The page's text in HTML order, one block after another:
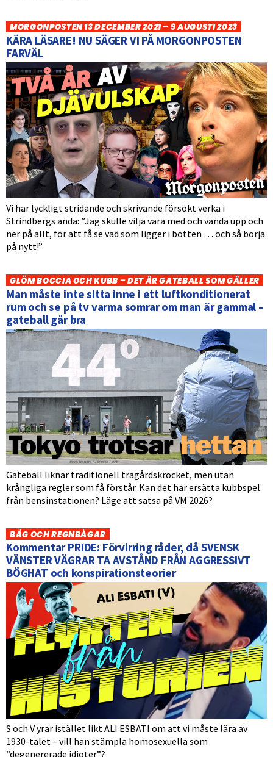
MORGONPOSTEN 13 DECEMBER 2021 – 9 AUGUSTI 2023
KÄRA LÄSARE! NU SÄGER VI PÅ MORGONPOSTEN
FARVÄL
Vi har lyckligt stridande och skrivande försökt verka i
Strindbergs anda: ”Jag skulle vilja vara med och vända upp och
ner på allt, för att få se vad som ligger i botten … och så börja
på nytt!”
GLÖM BOCCIA OCH KUBB – DET ÄR GATEBALL SOM GÄLLER
Man måste inte sitta inne i ett luftkonditionerat
rum och se på tv varma somrar om man är gammal –
gateball går bra
Gateball liknar traditionell trägårdskrocket, men utan
krångliga regler som få förstår. Kan det här ersätta kubbspel
från bensinstationen? Läge att satsa på VM 2026?
BÅG OCH REGNBÅGAR
Kommentar PRIDE: Förvirring råder, då SVENSK
VÄNSTER VÄGRAR TA AVSTÅND FRÅN AGGRESSIVT
BÖGHAT och konspirationsteorier
S och V yrar istället likt ALI ESBATI om att vi måste lära av
1930-talet – vill han stämpla homosexuella som
”degenererade idioter”?